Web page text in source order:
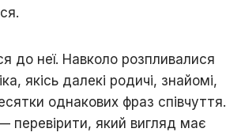
до неї. Навколо розпливалися
якісь далекі родичі, знайомі,
однакових фраз співчуття.
який вигляд має